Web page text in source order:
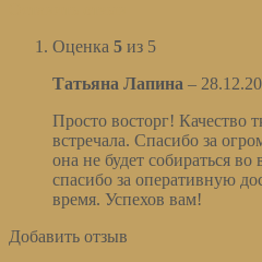
Оценка 5 из 5
Татьяна Лапина –
Просто восторг! Качество
встречала. Спасибо за
она не будет собираться
спасибо за оперативную
время. Успехов вам!
Добавить отзыв